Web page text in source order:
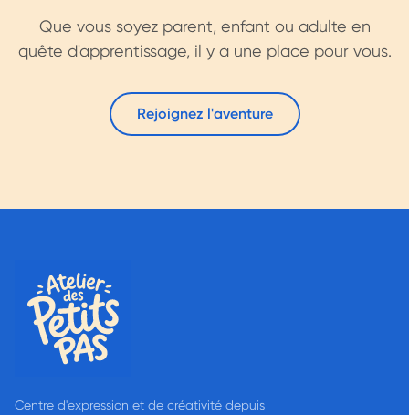
Que vous soyez parent, enfant ou adulte en
quête d'apprentissage, il y a une place pour vous.
Rejoignez l'aventure
Centre d'expression et de créativité depuis